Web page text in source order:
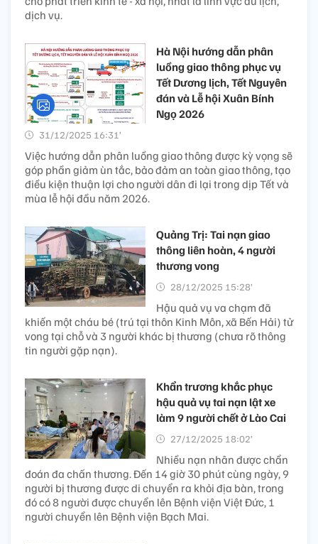
dịch vụ.
Hà Nội hướng dẫn phân
luồng giao thông phục vụ
Tết Dương lịch, Tết Nguyên
đán và Lễ hội Xuân Bính
Ngọ 2026
31/12/2025 16:31’
Việc hướng dẫn phân luồng giao thông được kỳ vọng sẽ
góp phần giảm ùn tắc, bảo đảm an toàn giao thông, tạo
điều kiện thuận lợi cho người dân đi lại trong dịp Tết và
mùa lễ hội đầu năm 2026.
Quảng Trị: Tai nạn giao
thông liên hoàn, 4 người
thương vong
28/12/2025 15:28’
Hậu quả vụ va chạm đã
khiến một cháu bé (trú tại thôn Kinh Môn, xã Bến Hải) tử
vong tại chỗ và 3 người khác bị thương (chưa rõ thông
tin người gặp nạn).
Khẩn trương khắc phục
hậu quả vụ tai nạn lật xe
làm 9 người chết ở Lào Cai
27/12/2025 18:02’
Nhiều nạn nhân được chẩn
đoán đa chấn thương. Đến 14 giờ 30 phút cùng ngày, 9
người bị thương được di chuyển ra khỏi địa bàn, trong
đó có 8 người được chuyển lên Bệnh viện Việt Đức, 1
người chuyển lên Bệnh viện Bạch Mai.